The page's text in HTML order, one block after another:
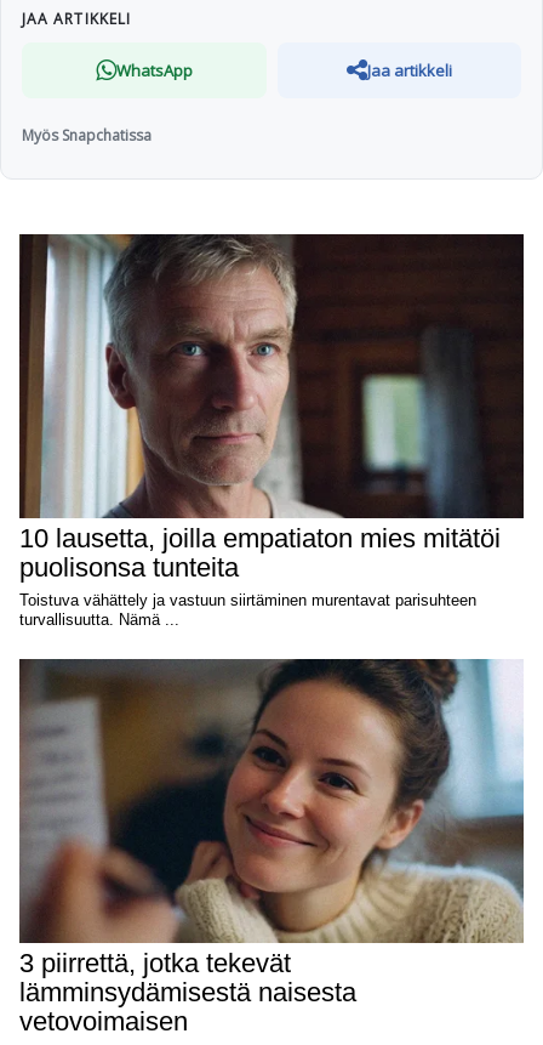
JAA ARTIKKELI
WhatsApp Jaa artikkeli
Myös Snapchatissa